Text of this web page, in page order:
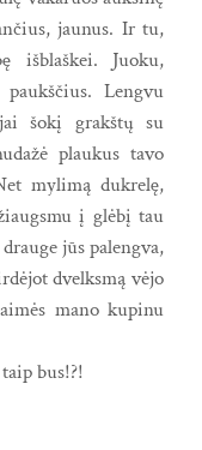
jaunus. Ir tu,
išblaškei. Juoku,
Lengvu
šokį grakštų su
plaukus tavo
mylimą dukrelę,
į glėbį tau
jūs palengva,
dvelksmą vėjo
mano kupinu
bus!?!